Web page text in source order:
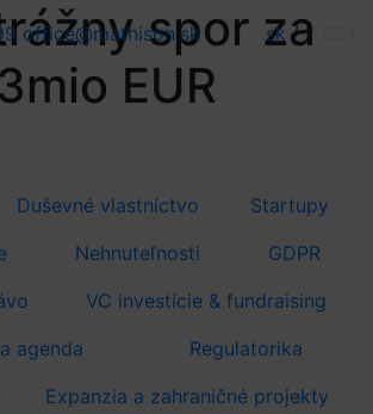
office@mathison.sk sk /
spor za
3mio EUR
Duševné vlastníctvo
Startupy
Nehnuteľnosti
GDPR
VC investície & fundraising
agenda
Regulatorika
Expanzia a zahraničné projekty